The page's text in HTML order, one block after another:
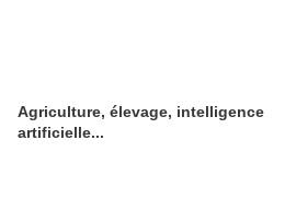
Agriculture, élevage, intelligence
artificielle...